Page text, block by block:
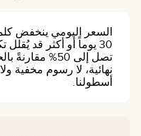
السعر اليومي ينخفض
30 يوماً أو أكثر قد
تصل إلى 50%
نهائية، لا رسوم مخفية
أسطولنا.